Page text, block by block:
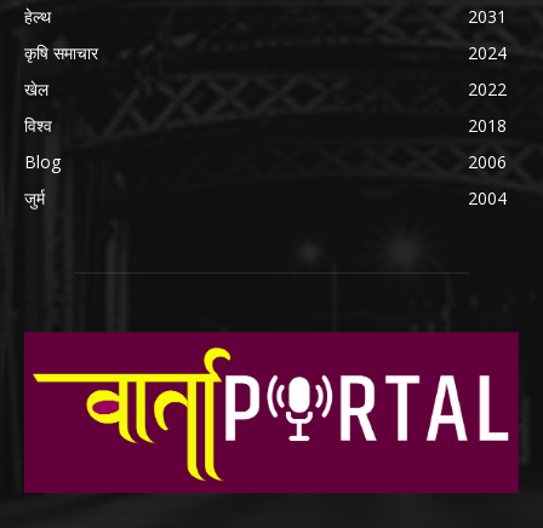
हेल्थ
2031
कृषि समाचार
2024
खेल
2022
विश्व
2018
Blog
2006
जुर्म
2004